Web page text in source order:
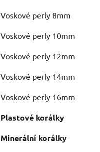
Voskové perly 8mm
Voskové perly 10mm
Voskové perly 12mm
Voskové perly 14mm
Voskové perly 16mm
Plastové korálky
Minerální korálky